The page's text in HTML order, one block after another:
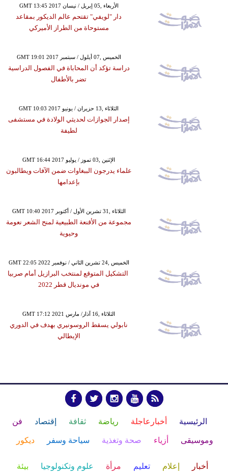
GMT 13:45 2017 الأربعاء ,05 إبريل / نيسان
دار "لويفي" تقتحم عالم الديكور بمقاعد
مستوحاة من الطراز الأميركي
GMT 19:01 2017 الخميس ,07 أيلول / سبتمبر
دراسة تؤكد أن المحاباة في الفصول الدراسية
تضر بالأطفال
GMT 10:03 2017 الثلاثاء ,13 حزيران / يونيو
إصدار الجوازات لحديثي الولادة في مستشفى
لطيفة
GMT 16:44 2017 الإثنين ,03 تموز / يوليو
علماء يدرجون الببغاوات ضمن الآفات ويطالبون
بإعدامها
GMT 10:40 2017 الثلاثاء ,31 تشرين الأول / أكتوبر
مجموعة من الأقنعة الطبيعية لمنح الشعر نعومة
وحيوية
GMT 22:05 2022 الخميس ,24 تشرين الثاني / نوفمبر
التشكيل المتوقع لمنتخب البرازيل أمام صربيا
في مونديال قطر 2022
GMT 17:12 2021 الثلاثاء ,16 آذار/ مارس
نابولي يسقط الروسونيري بهدف في الدوري
الإيطالي
الرئيسية أخبارعاجلة رياضة ثقافة إقتصاد فن
وموسيقى أزياء صحة وتغذية سياحة وسفر ديكور
أخبار إعلام تعليم مرأة علوم وتكنولوجيا بيئة